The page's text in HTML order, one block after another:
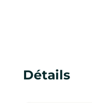
Détails